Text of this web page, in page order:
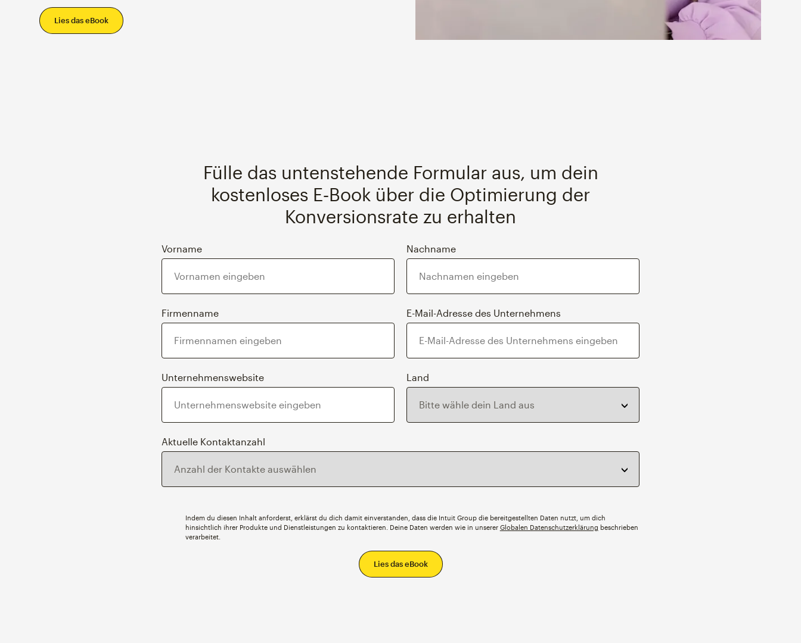
Lies das eBook
Fülle das untenstehende Formular aus, um dein
kostenloses E‑Book über die Optimierung der
Konversionsrate zu erhalten
Vorname Nachname
Firmenname E-Mail-Adresse des Unternehmens
Unternehmenswebsite Land
Aktuelle Kontaktanzahl
Indem du diesen Inhalt anforderst, erklärst du dich damit einverstanden, dass die Intuit Group die bereitgestellten Daten nutzt, um dich
hinsichtlich ihrer Produkte und Dienstleistungen zu kontaktieren. Deine Daten werden wie in unserer Globalen Datenschutzerklärung beschrieben
verarbeitet.